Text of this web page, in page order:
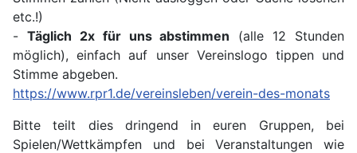
etc.!)
- Täglich 2x für uns abstimmen (alle 12 Stunden
möglich), einfach auf unser Vereinslogo tippen und
Stimme abgeben.
https://www.rpr1.de/vereinsleben/verein-des-monats
Bitte teilt dies dringend in euren Gruppen, bei
Spielen/Wettkämpfen und bei Veranstaltungen wie